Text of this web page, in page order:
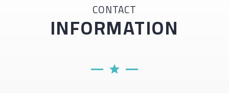
CONTACT
INFORMATION